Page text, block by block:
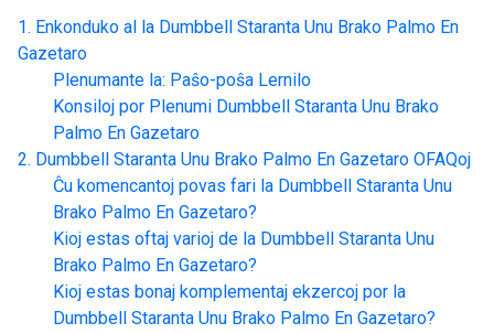
Enkonduko al la Dumbbell Staranta Unu Brako Palmo En
Gazetaro
Plenumante la: Paŝo-poŝa Lernilo
Konsiloj por Plenumi Dumbbell Staranta Unu Brako
Palmo En Gazetaro
Dumbbell Staranta Unu Brako Palmo En Gazetaro OFAQoj
Ĉu komencantoj povas fari la Dumbbell Staranta Unu
Brako Palmo En Gazetaro?
Kioj estas oftaj varioj de la Dumbbell Staranta Unu
Brako Palmo En Gazetaro?
Kioj estas bonaj komplementaj ekzercoj por la
Dumbbell Staranta Unu Brako Palmo En Gazetaro?